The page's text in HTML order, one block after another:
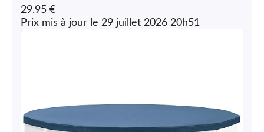
29.95 €
29 juillet 2026 20h51